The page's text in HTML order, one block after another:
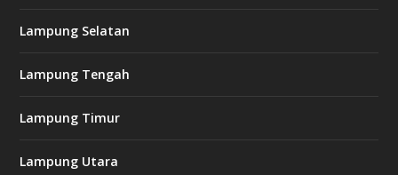
Lampung Selatan
Lampung Tengah
Lampung Timur
Lampung Utara